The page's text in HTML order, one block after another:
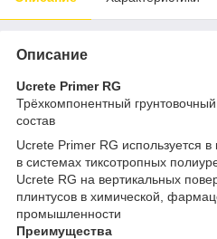
Описание
Ucrete Primer RG
Трёхкомпонентный
состав
Ucrete Primer RG используется в
в системах тиксотропных
Ucrete RG на вертикальных
плинтусов в химической,
промышленности
Преимущества